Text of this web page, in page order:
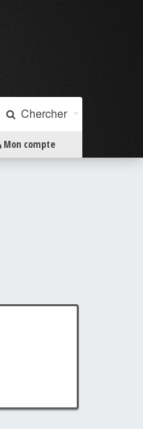
Chercher
Mon compte